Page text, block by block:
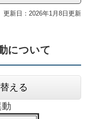
更新日：2026年1月8日更新
について
える